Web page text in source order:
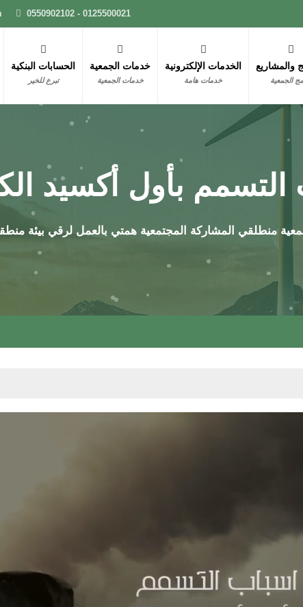
0550902102 - 0125500021
والمشاريع
الجمعية
الخدمات الإلكترونية
خدمات هامة
خدمات الجمعية
خدمات الجمعية
الحسابات البنكية
تبرع للخير
التسمم بأول أكسيد
منطلقي المشاركة المجتمعية همتي بالعمل لرقي بيئة